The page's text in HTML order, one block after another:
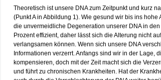
Theoretisch ist unsere DNA zum Zeitpunkt und kurz
(Punkt A in Abbildung 1). Wie gesund wir bis ins
die unvermeidliche Degeneration unserer DNA in
Prozent effizient, daher lässt sich die Alterung nicht
verlangsamen können. Wenn sich unsere DNA
Informationen verzerrt. Anfangs sind wir in der Lage,
kompensieren, doch mit der Zeit macht sich die
und führt zu chronischen Krankheiten. Hat der